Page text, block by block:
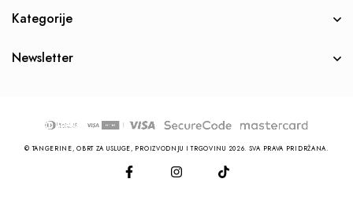
Kategorije
Newsletter
© TANGERINE, OBRT ZA USLUGE, PROIZVODNJU I TRGOVINU 2026. SVA PRAVA PRIDRŽANA.